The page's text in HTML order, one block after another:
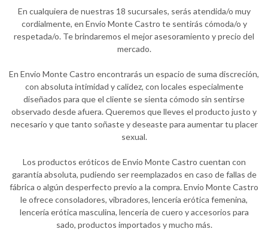
En cualquiera de nuestras 18 sucursales, serás atendida/o muy
cordialmente, en Envio Monte Castro te sentirás cómoda/o y
respetada/o. Te brindaremos el mejor asesoramiento y precio del
mercado.
En Envio Monte Castro encontrarás un espacio de suma discreción,
con absoluta intimidad y calidez, con locales especialmente
diseñados para que el cliente se sienta cómodo sin sentirse
observado desde afuera. Queremos que lleves el producto justo y
necesario y que tanto soñaste y deseaste para aumentar tu placer
sexual.
Los productos eróticos de Envio Monte Castro cuentan con
garantía absoluta, pudiendo ser reemplazados en caso de fallas de
fábrica o algún desperfecto previo a la compra. Envio Monte Castro
le ofrece consoladores, vibradores, lencería erótica femenina,
lencería erótica masculina, lencería de cuero y accesorios para
sado, productos importados y mucho más.